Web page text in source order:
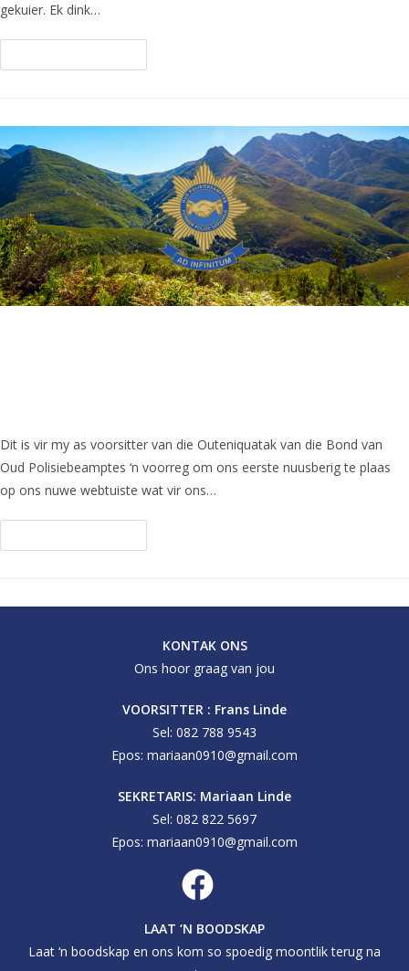
gekuier. Ek dink…
Dit is vir my as voorsitter van die Outeniquatak van die Bond van
Oud Polisiebeamptes ‘n voorreg om ons eerste nuusberig te plaas
op ons nuwe webtuiste wat vir ons…
KONTAK ONS
Ons hoor graag van jou
VOORSITTER : Frans Linde
Sel: 082 788 9543
Epos: mariaan0910@gmail.com
SEKRETARIS: Mariaan Linde
Sel: 082 822 5697
Epos: mariaan0910@gmail.com
LAAT ‘N BOODSKAP
Laat ‘n boodskap en ons kom so spoedig moontlik terug na